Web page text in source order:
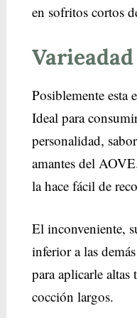
en sofritos cortos
Posiblemente esta
Ideal para
personalidad,
amantes del
la hace fácil de
El inconveniente,
inferior a las
para aplicarle altas
cocción largos.